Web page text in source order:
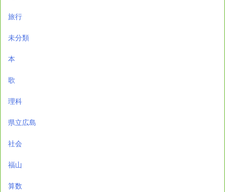
旅行
未分類
本
歌
理科
県立広島
社会
福山
算数